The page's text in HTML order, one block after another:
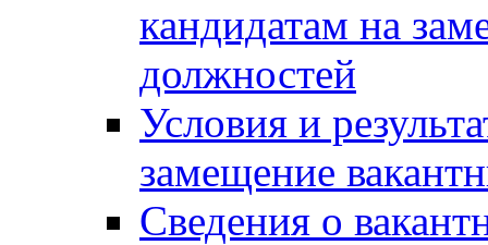
кандидатам на
должностей
Условия и
замещение
Сведения о